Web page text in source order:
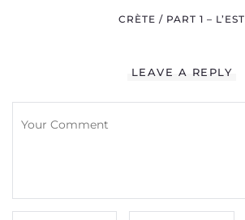
CRÈTE / PART 1 – L’EST
LEAVE A REPLY